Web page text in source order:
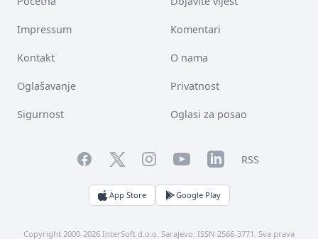
Impressum Komentari
Kontakt O nama
Oglašavanje Privatnost
Sigurnost Oglasi za posao
FacebookTwitterInstagramYouTubeLinkedInRSS
App Store Google Play
Copyright 2000-2026 InterSoft d.o.o. Sarajevo. ISSN 2566-3771. Sva prava